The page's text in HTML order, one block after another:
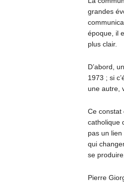
grandes
époque, il
plus clair.
D’abord,
1973 ; si
une autre,
Ce constat
catholique
pas un
qui
se
Pierre